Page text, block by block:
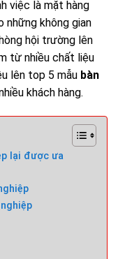
việc là mặt hàng
những không gian
hội trường lên
từ nhiều chất liệu
lên top 5 mẫu bàn
khách hàng.
lại được ưa